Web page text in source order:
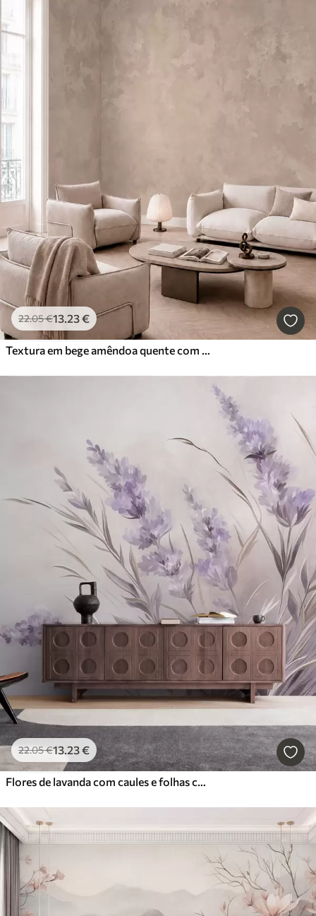
22.05€13.23€
Textura em bege amêndoa quente com transições tonais suaves e naturais
22.05€13.23€
Flores de lavanda com caules e folhas compridos, obra de arte com textura suave em tons pastel